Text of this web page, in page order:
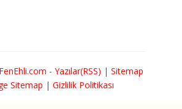
FenEhli.com - Yazılar(RSS) | Sitemap
Sitemap | Gizlilik Politikası